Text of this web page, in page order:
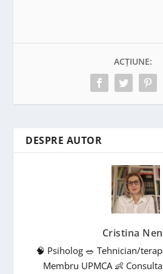
ACȚIUNE:
DESPRE AUTOR
Cristina
🧠 Psiholog 🥗 Tehnician/
Membru UPMCA 👶